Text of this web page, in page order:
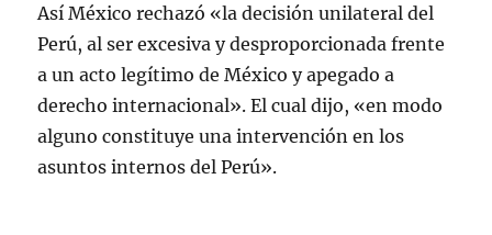
Así México rechazó «la decisión unilateral del
Perú, al ser excesiva y desproporcionada frente
a un acto legítimo de México y apegado a
derecho internacional». El cual dijo, «en modo
alguno constituye una intervención en los
asuntos internos del Perú».